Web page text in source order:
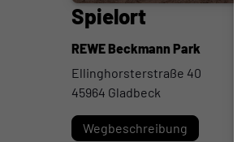
Spielort
REWE Beckmann Park
Ellinghorsterstraße 40
45964 Gladbeck
Wegbeschreibung